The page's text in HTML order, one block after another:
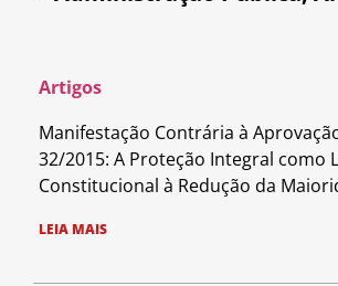
Artigos
Manifestação Contrária à
32/2015: A Proteção Integral como
Constitucional à Redução da
LEIA MAIS